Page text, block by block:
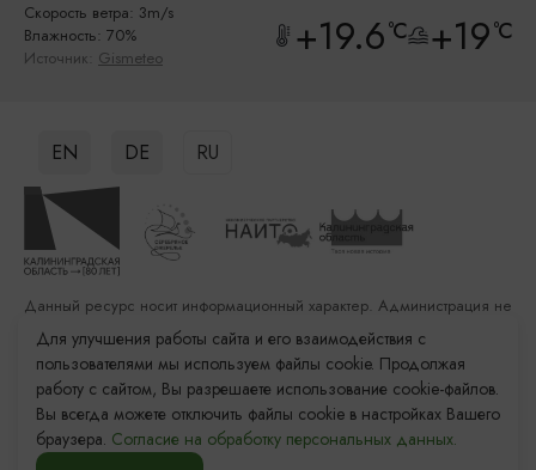
Скорость ветра: 3m/s
Влажность: 70%
Источник: Gismeteo +19.6°C +19°C
EN DE RU
© 2011–2026 «Туристский информационный центр
Данный ресурс носит информационный характер. Администрация не
несет ответственности за качество услуг, предоставленных
сторонними организациями
Разработка сайта: «Решение»
Продвижение сайта: Remarka Agency
Для улучшения работы сайта и его взаимодействия с
пользователями мы используем файлы cookie. Продолжая
работу с сайтом, Вы разрешаете использование cookie-файлов.
Вы всегда можете отключить файлы cookie в настройках Вашего
браузера. Согласие на обработку персональных данных.